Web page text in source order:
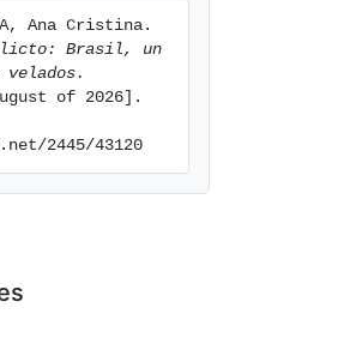
Brasil, un
of 2026].
2445/43120